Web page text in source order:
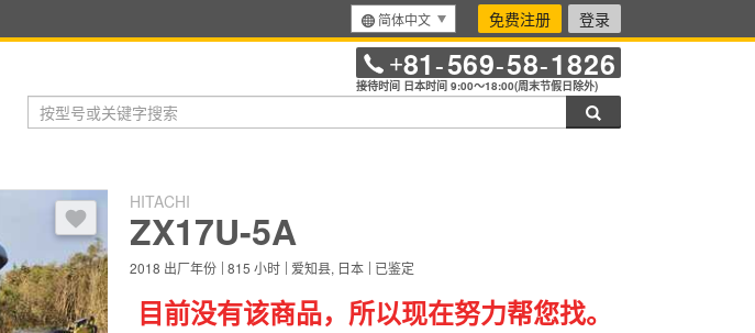
简体中文 免费注册 登录
+81-569-58-1826
接待时间 日本时间 9:00～18:00(周末节假日除外)
HITACHI
ZX17U-5A
2018 出厂年份 815 小时 爱知县, 日本 已鉴定
登录后，可以收藏到收藏夹
目前没有该商品，所以现在努力帮您找。